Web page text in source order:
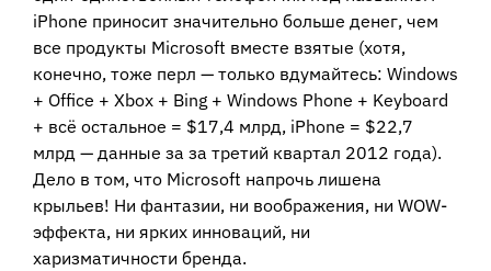
iPhone приносит значительно больше денег, чем
все продукты Microsoft вместе взятые (хотя,
конечно, тоже перл — только вдумайтесь: Windows
+ Office + Xbox + Bing + Windows Phone + Keyboard
+ всё остальное = $17,4 млрд, iPhone = $22,7
млрд — данные за за третий квартал 2012 года).
Дело в том, что Microsoft напрочь лишена
крыльев! Ни фантазии, ни воображения, ни WOW-
эффекта, ни ярких инноваций, ни
харизматичности бренда.